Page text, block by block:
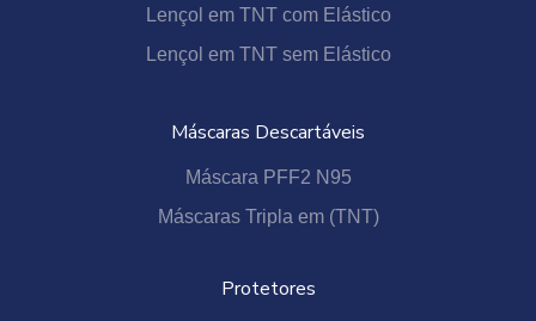
Lençol em TNT com Elástico
Lençol em TNT sem Elástico
Máscaras Descartáveis
Máscara PFF2 N95
Máscaras Tripla em (TNT)
Protetores